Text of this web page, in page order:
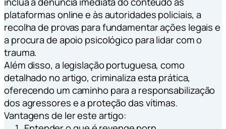
plataformas online e às autoridades policiais, a
recolha de provas para fundamentar ações legais e
a procura de apoio psicológico para lidar com o
trauma.
Além disso, a legislação portuguesa, como
detalhado no artigo, criminaliza esta prática,
oferecendo um caminho para a responsabilização
dos agressores e a proteção das vítimas.
Vantagens de ler este artigo: